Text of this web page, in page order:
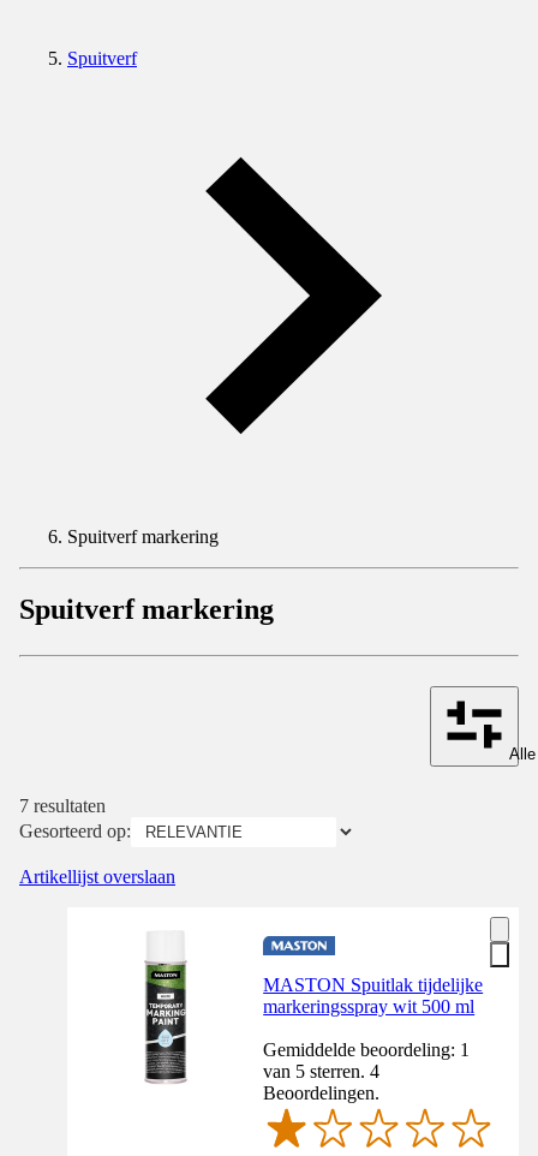
Spuitverf
Spuitverf markering
Spuitverf markering
7 resultaten
Gesorteerd op:
Artikellijst overslaan
MASTON Spuitlak tijdelijke
markeringsspray wit 500 ml
Gemiddelde beoordeling: 1
van 5 sterren. 4
Beoordelingen.